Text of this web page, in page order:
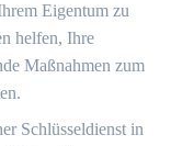
Eigentum zu
helfen, Ihre
Maßnahmen zum
Schlüsseldienst in